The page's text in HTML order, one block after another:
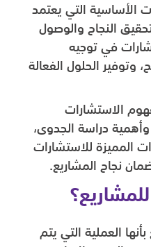
الأساسية التي يعتمد
النجاح والوصول
في توجيه
وتوفير الحلول الفعالة
الاستشارات
وأهمية دراسة الجدوى،
المميزة للاستشارات
العملية التي يتم